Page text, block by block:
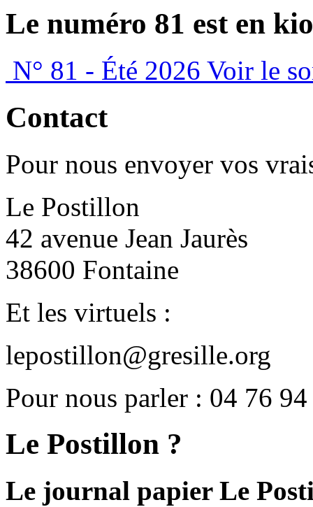
Le numéro 81 est en
N° 81 - Été 2026 Voir le
Contact
Pour nous envoyer vos
Le Postillon
42 avenue Jean Jaurès
38600 Fontaine
Et les virtuels :
lepostillon@gresille.org
Pour nous parler : 04 76
Le Postillon ?
Le journal papier Le